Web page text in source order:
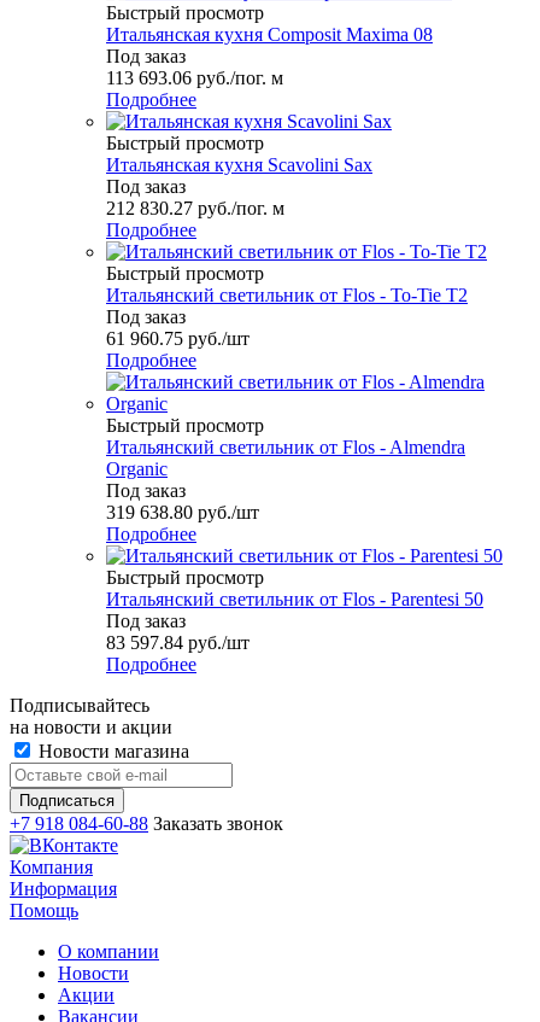
Быстрый просмотр
Итальянская кухня Composit Maxima 08
Под заказ
113 693.06 руб./пог. м
Подробнее
Быстрый просмотр
Итальянская кухня Scavolini Sax
Под заказ
212 830.27 руб./пог. м
Подробнее
Быстрый просмотр
Итальянский светильник от Flos - To-Tie T2
Под заказ
61 960.75 руб./шт
Подробнее
Быстрый просмотр
Итальянский светильник от Flos - Almendra
Organic
Под заказ
319 638.80 руб./шт
Подробнее
Быстрый просмотр
Итальянский светильник от Flos - Parentesi 50
Под заказ
83 597.84 руб./шт
Подробнее
Подписывайтесь
на новости и акции
Новости магазина
+7 918 084-60-88 Заказать звонок
Компания
Информация
Помощь
О компании
Новости
Акции
Вакансии